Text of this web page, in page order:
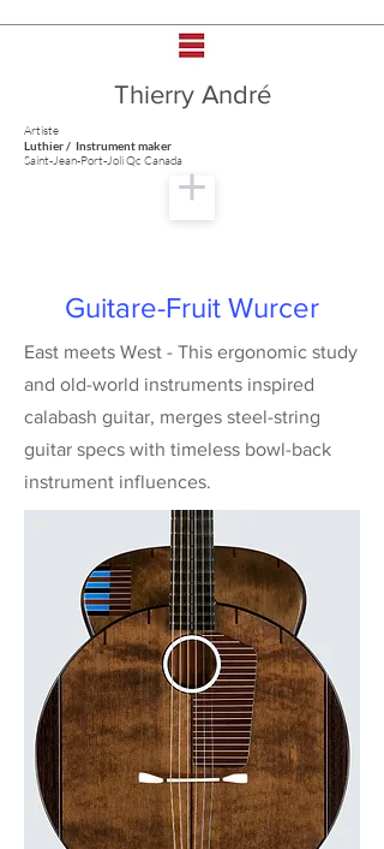
Thierry André
Artiste
Luthier / Instrument maker
Saint-Jean-Port-Joli Qc Canada
Guitare-Fruit Wurcer
East meets West - This ergonomic study
and old-world instruments inspired
calabash guitar, merges steel-string
guitar specs with timeless bowl-back
instrument influences.